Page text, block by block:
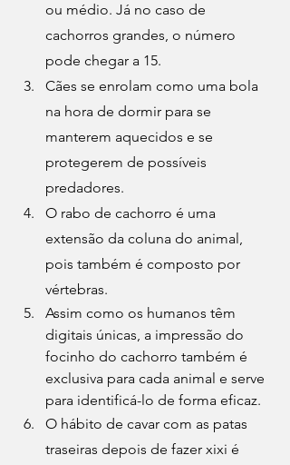
ou médio. Já no caso de
cachorros grandes, o número
pode chegar a 15.
Cães se enrolam como uma bola
na hora de dormir para se
manterem aquecidos e se
protegerem de possíveis
predadores.
O rabo de cachorro é uma
extensão da coluna do animal,
pois também é composto por
vértebras.
Assim como os humanos têm
digitais únicas, a impressão do
focinho do cachorro também é
exclusiva para cada animal e serve
para identificá-lo de forma eficaz.
O hábito de cavar com as patas
traseiras depois de fazer xixi é